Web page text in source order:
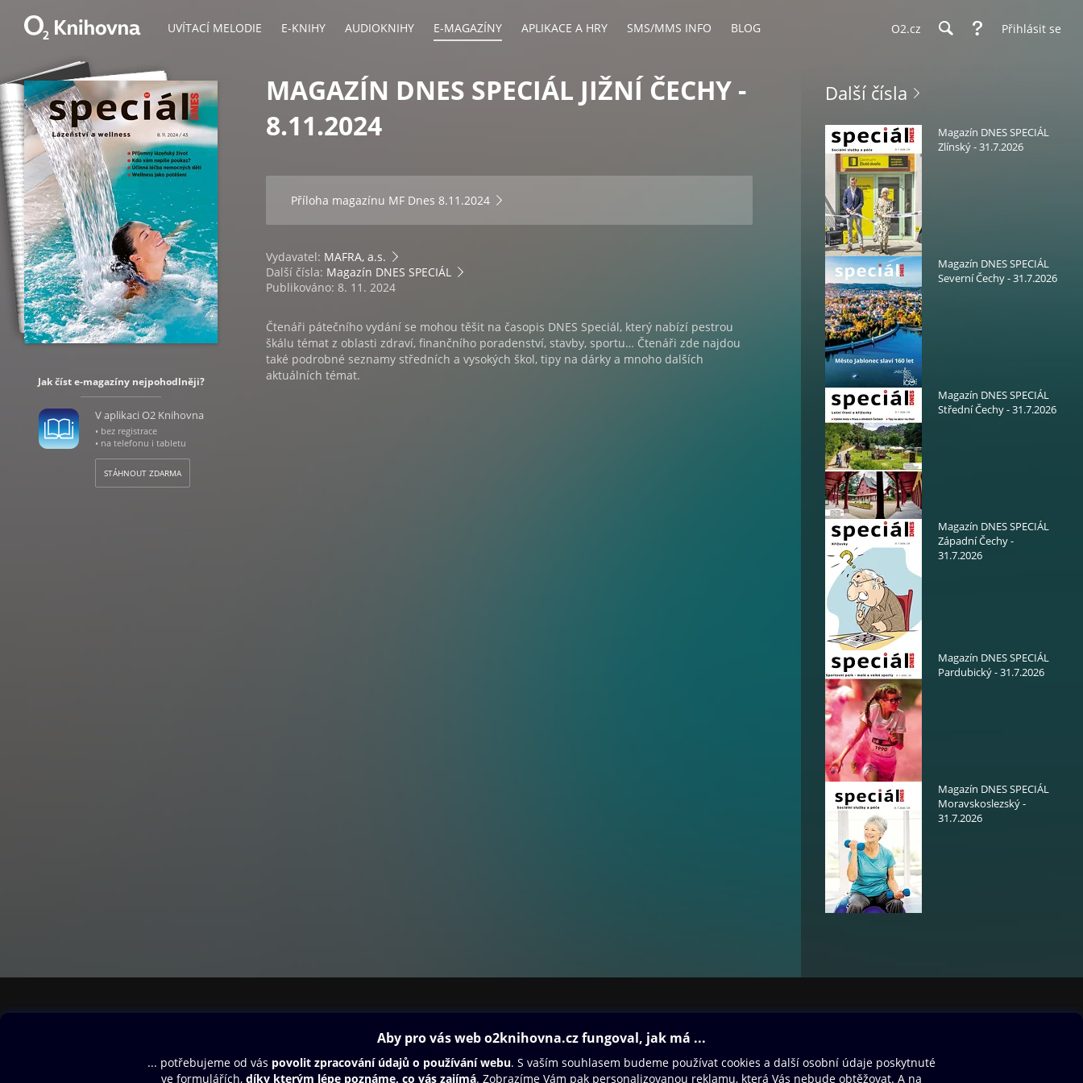
UVÍTACÍ MELODIE E-KNIHY AUDIOKNIHY E-MAGAZÍNY APLIKACE A HRY SMS/MMS INFO BLOG O2.cz Přihlásit se
Jak číst e-magazíny nejpohodlněji?
V aplikaci O2 Knihovna
• bez registrace
• na telefonu i tabletu
STÁHNOUT ZDARMA
MAGAZÍN DNES SPECIÁL JIŽNÍ ČECHY -
8.11.2024
Příloha magazínu MF Dnes 8.11.2024
Vydavatel: MAFRA, a.s.
Další čísla: Magazín DNES SPECIÁL
Publikováno: 8. 11. 2024
Čtenáři pátečního vydání se mohou těšit na časopis DNES Speciál, který nabízí pestrou
škálu témat z oblasti zdraví, finančního poradenství, stavby, sportu… Čtenáři zde najdou
také podrobné seznamy středních a vysokých škol, tipy na dárky a mnoho dalších
aktuálních témat.
Další čísla
Magazín DNES SPECIÁL
Zlínský - 31.7.2026
Magazín DNES SPECIÁL
Severní Čechy - 31.7.2026
Magazín DNES SPECIÁL
Střední Čechy - 31.7.2026
Magazín DNES SPECIÁL
Západní Čechy -
31.7.2026
Magazín DNES SPECIÁL
Pardubický - 31.7.2026
Magazín DNES SPECIÁL
Moravskoslezský -
31.7.2026
Aplikace a hry
SMS/MMS Info
Dárkový poukaz
Oneplay Originály